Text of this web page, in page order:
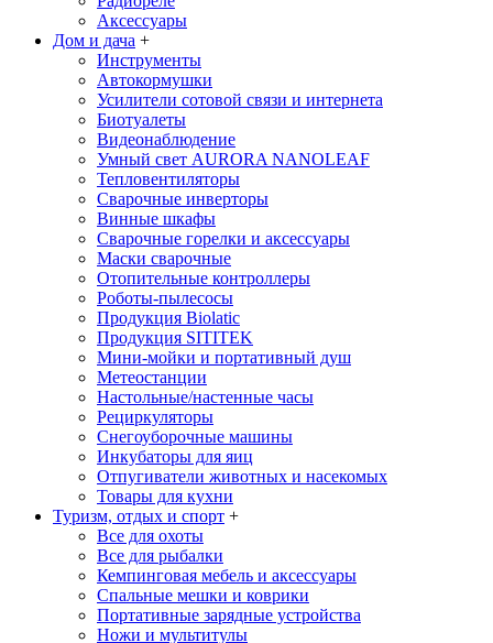
Аксессуары
Дом и дача +
Инструменты
Автокормушки
Усилители сотовой связи и интернета
Биотуалеты
Видеонаблюдение
Умный свет AURORA NANOLEAF
Тепловентиляторы
Сварочные инверторы
Винные шкафы
Сварочные горелки и аксессуары
Маски сварочные
Отопительные контроллеры
Роботы-пылесосы
Продукция Biolatic
Продукция SITITEK
Мини-мойки и портативный душ
Метеостанции
Настольные/настенные часы
Рециркуляторы
Снегоуборочные машины
Инкубаторы для яиц
Отпугиватели животных и насекомых
Товары для кухни
Туризм, отдых и спорт +
Все для охоты
Все для рыбалки
Кемпинговая мебель и аксессуары
Спальные мешки и коврики
Портативные зарядные устройства
Ножи и мультитулы